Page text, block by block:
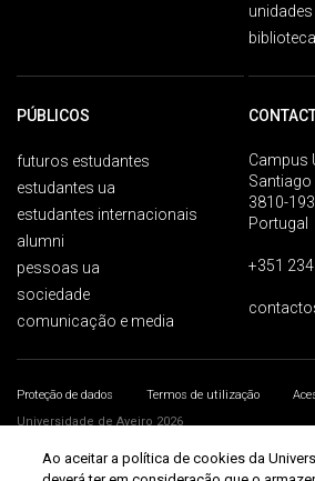
biblioteca
PÚBLICOS
futuros estudantes
estudantes ua
estudantes internacionais
alumni
pessoas ua
sociedade
comunicação e media
Campus
Santiago
3810-
Portugal
+351
Proteção de dados Termos de utilização
Universidade de Aveiro 2026
Ao aceitar a política de cookies da